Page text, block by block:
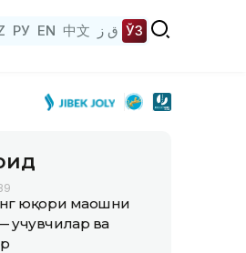
РУ EN 中文 ق ز ЎЗ
юқори маошни
учувчилар ва